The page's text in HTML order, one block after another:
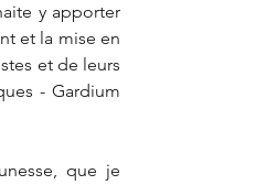
y apporter
et la mise en
et de leurs
- Gardium
que je